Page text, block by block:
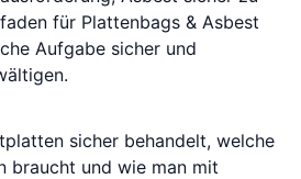
für Plattenbags & Asbest
Aufgabe sicher und
sicher behandelt, welche
braucht und wie man mit